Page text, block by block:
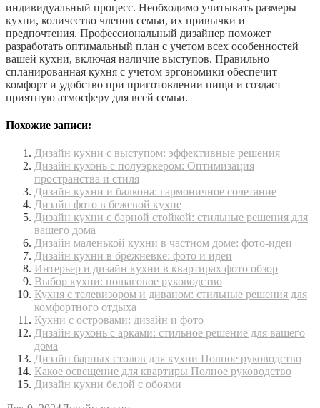
индивидуальный процесс. Необходимо учитывать размеры
кухни, количество членов семьи, их привычки и
предпочтения. Профессиональный дизайнер поможет
разработать оптимальный план с учетом всех особенностей
вашей кухни, включая наличие выступов. Правильно
спланированная кухня с учетом эргономики обеспечит
комфорт и удобство при приготовлении пищи и создаст
приятную атмосферу для всей семьи.
Похожие записи:
Дизайн кухни с выступом: эффективные решения
Дизайн кухонь с полуэркером: Оптимизация
пространства и стиля
Дизайн кухни и балкона: гармоничное сочетание
Дизайн фото в бежевой кухне
Дизайн кухни с барной стойкой: стильные решения для
вашего дома
Дизайн маленькой кухни в частном доме: фото-идеи
Дизайн кухни в брежневке: фото и идеи
Интерьер и дизайн кухни в квартирах фото обзор
Выбор кухни: пошаговое руководство
Кухня с телевизором и диваном: стильные решения для
комфортного отдыха
Кухни с островами: дизайн и фото
Дизайн кухонь с арками: стильное решение для вашего
дома
Дизайн барных столов для кухни Полное руководство
Какое освещение для квартиры Полное руководство
Дизайн кухни белой с обоями